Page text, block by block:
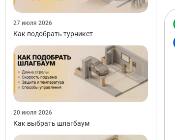
27 июля 2026
Как подобрать турникет
20 июля 2026
Как выбрать шлагбаум